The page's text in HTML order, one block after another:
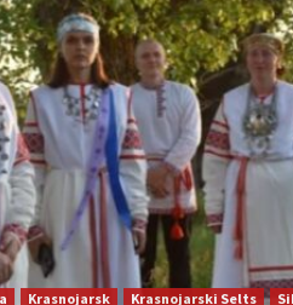
Krasnojarsk Krasnojarski Selts